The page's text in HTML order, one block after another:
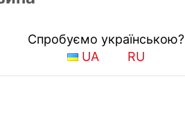
Спробуємо українською?
UA
RU
мощность.